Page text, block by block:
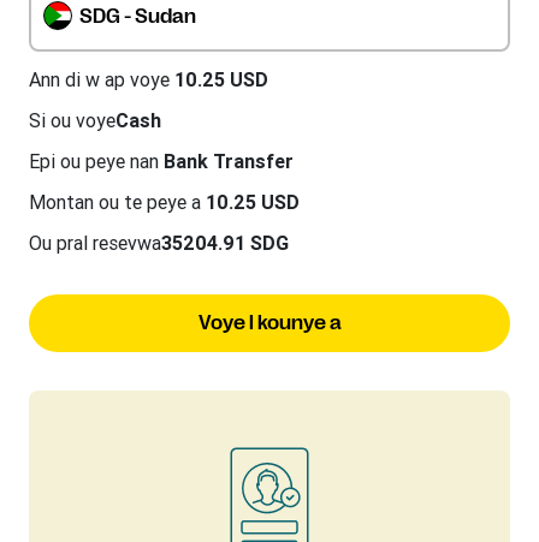
SDG - Sudan
Ann di w ap voye 10.25 USD
Si ou voyeCash
Epi ou peye nan Bank Transfer
Montan ou te peye a 10.25 USD
Ou pral resevwa35204.91 SDG
Voye l kounye a